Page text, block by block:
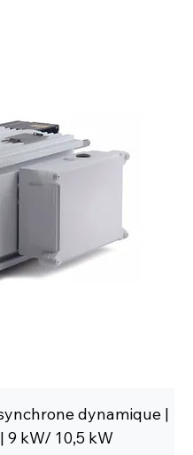
dynamique |
9 kW/ 10,5 kW